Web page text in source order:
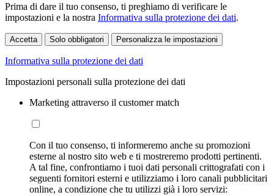
Prima di dare il tuo consenso, ti preghiamo di verificare le
impostazioni e la nostra Informativa sulla protezione dei dati.
Accetta Solo obbligatori Personalizza le impostazioni
Informativa sulla protezione dei dati
Impostazioni personali sulla protezione dei dati
Marketing attraverso il customer match
Con il tuo consenso, ti informeremo anche su promozioni
esterne al nostro sito web e ti mostreremo prodotti pertinenti.
A tal fine, confrontiamo i tuoi dati personali crittografati con i
seguenti fornitori esterni e utilizziamo i loro canali pubblicitari
online, a condizione che tu utilizzi già i loro servizi: